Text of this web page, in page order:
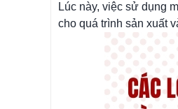
Lúc này, việc sử dụng
cho quá trình sản xuất